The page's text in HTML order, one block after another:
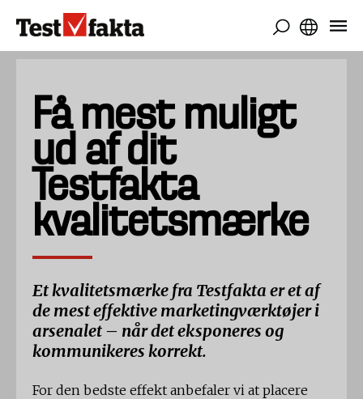
hovedindhold
Få mest muligt
ud af dit
Testfakta
kvalitetsmærke
Et kvalitetsmærke fra Testfakta er et af
de mest effektive marketingværktøjer i
arsenalet – når det eksponeres og
kommunikeres korrekt.
For den bedste effekt anbefaler vi at placere